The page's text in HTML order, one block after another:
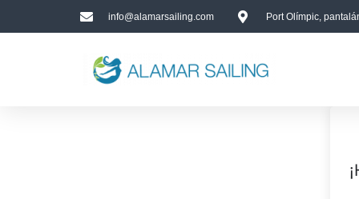
info@alamarsailing.com Port Olímpic,